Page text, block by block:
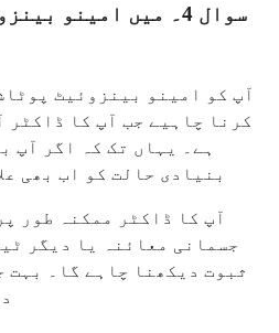
سوال 4۔ میں امینو
آپ کو امینو بینزوئیٹ
کرنا چاہیے جب آپ کا ڈاکٹر
ہے۔ یہاں تک کہ اگر آپ
بنیادی حالت کو اب بھی
آپ کا ڈاکٹر ممکنہ طور
جسمانی معائنہ یا دیگر
ثبوت دیکھنا چاہے گا۔ بہت